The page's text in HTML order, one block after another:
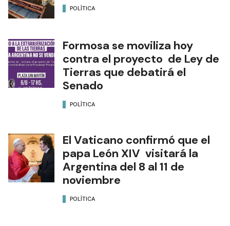
POLÍTICA
Formosa se moviliza hoy
contra el proyecto de Ley de
Tierras que debatirá el
Senado
POLÍTICA
El Vaticano confirmó que el
papa León XIV visitará la
Argentina del 8 al 11 de
noviembre
POLÍTICA